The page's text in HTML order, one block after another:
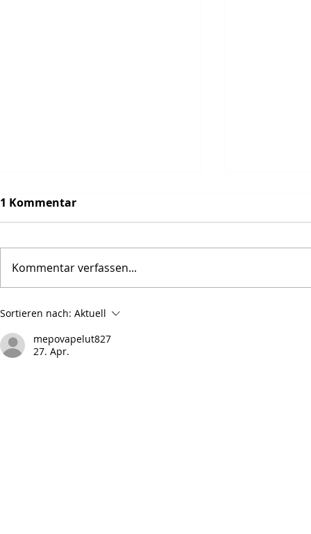
Selzer Bub im Mainzer
1 Kommentar
Kommentar verfassen...
Sortieren nach: Aktuell
mepovapelut827
27. Apr.